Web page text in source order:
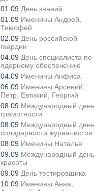
01.09 День знаний
01.09 Именины Андрей,
Тимофей
02.09 День российской
гвардии
04.09 День специалиста по
ядерному обеспечению
04.09 Именины Анфиса
06.09 Именины Арсений,
Петр, Евтихий, Георгий
08.09 Международный день
грамотности
08.09 Международный день
солидарности журналистов
08.09 Именины Наталья
09.09 Международный день
красоты
09.09 День тестировщика
10.09 Именины Анна,